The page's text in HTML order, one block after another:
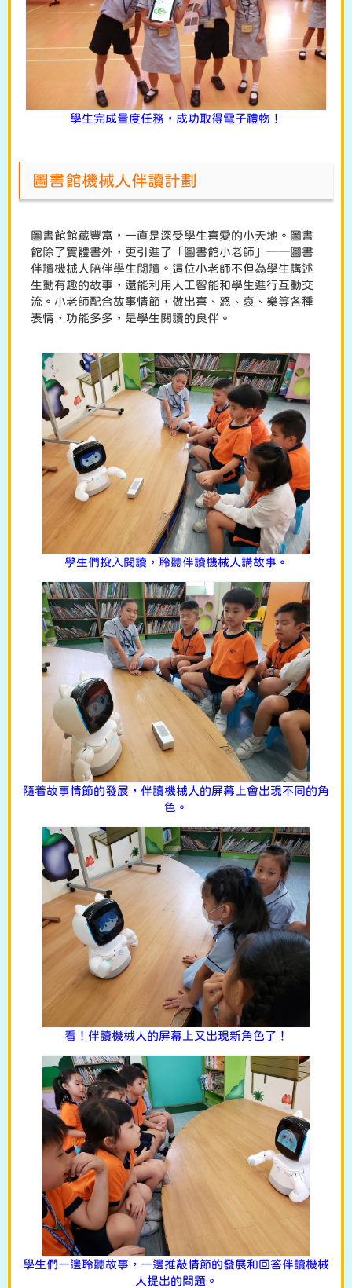
學生完成量度任務，成功取得電子禮物！
圖書館機械人伴讀計劃
圖書館館藏豐富，一直是深受學生喜愛的小天地。圖書
館除了實體書外，更引進了「圖書館小老師」──圖書
伴讀機械人陪伴學生閱讀。這位小老師不但為學生講述
生動有趣的故事，還能利用人工智能和學生進行互動交
流。小老師配合故事情節，做出喜、怒、哀、樂等各種
表情，功能多多，是學生閱讀的良伴。
學生們投入閱讀，聆聽伴讀機械人講故事。
隨着故事情節的發展，伴讀機械人的屏幕上會出現不同的角
色。
看！伴讀機械人的屏幕上又出現新角色了！
學生們一邊聆聽故事，一邊推敲情節的發展和回答伴讀機械
人提出的問題。